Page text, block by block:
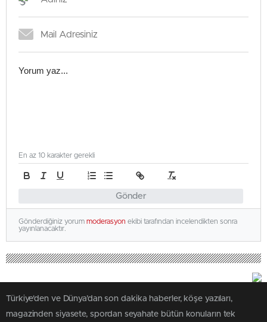
Gönder
En az 10 karakter gerekli
Gönderdiğiniz yorum moderasyon ekibi tarafından incelendikten sonra
yayınlanacaktır.
Türkiye'den ve Dünya’dan son dakika haberler, köşe yazıları,
magazinden siyasete, spordan seyahate bütün konuların tek